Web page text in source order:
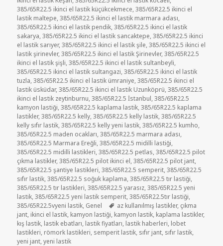
385/65R22.5 ikinci el lastik küçükcekmece,385/65R22.5 ikinci el
lastik maltepe,385/65R22.5 ikinci el lastik marmara adası,
385/65R22.5 ikinci el lastik pendik,385/65R22.5 ikinci el lastik
sakarya,385/65R22.5 ikinci el lastik sancaktepe,385/65R22.5 ikinci
el lastik sarıyer,385/65R22.5 ikinci el lastik şile,385/65R22.5 ikinci el
lastik şirinevler,385/65R22.5 ikinci el lastik Şirinevler,385/65R22.5
ikinci el lastik şişli,385/65R22.5 ikinci el lastik sultanbeyli,
385/65R22.5 ikinci el lastik sultangazi,385/65R22.5 ikinci el lastik
tuzla,385/65R22.5 ikinci el lastik ümraniye,385/65R22.5 ikinci el
lastik üsküdar,385/65R22.5 ikinci el lastik Uzunköprü,385/65R22.5
ikinci el lastik zeytinburnu,385/65R22.5 İstanbul,385/65R22.5
kamyon lastiği,385/65R22.5 kaplama lastik,385/65R22.5 kaplama
lastikler,385/65R22.5 kelly,385/65R22.5 kelly lastik,385/65R22.5
kelly sıfır lastik,385/65R22.5 kelly yeni lastik,385/65R22.5 kumho,
385/65R22.5 maden ocakları,385/65R22.5 marmara adası,
385/65R22.5 Marmara Ereğli,385/65R22.5 midilli lastiği,
385/65R22.5 midilli lastikleri,385/65R22.5 petlas,385/65R22.5 pilot
çıkma lastikler,385/65R22.5 pilot ikinci el,385/65R22.5 pilot jant,
385/65R22.5 şantiye lastikleri,385/65R22.5 semperit,385/65R22.5
sıfır lastik,385/65R22.5 soğuk kaplama,385/65R22.5 tır lastiği,
385/65R22.5 tır lastikleri,385/65R22.5 yarasız,385/65R22.5 yeni
lastik,385/65R22.5 yeni lastik semperit,385/65R22.5tır lastiği,
385/65R22.5vyeni lastik, Genel Etiketler
az kullanılmış lastikler, çıkma
jant, ikinci el lastik, kamyon lastiği, kamyon lastik, kaplama lastikler,
kış lastik, lastik ebatları, lastik fiyatları, lastik haberleri, lobet
lastikleri, römork lastikleri, semperit lastik, sıfır jant, sıfır lastik,
yeni jant,yeni lastik